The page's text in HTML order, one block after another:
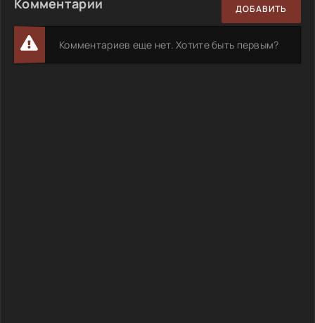
ДОБАВИТЬ
Комментариев еще нет. Хотите быть первым?